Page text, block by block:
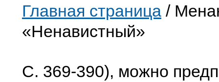
Главная страница /
«Ненавистный»
С. 369-390), можно